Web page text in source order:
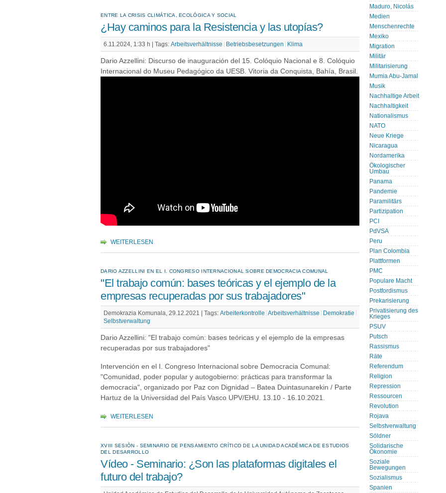
ENTRE LA CRISIS CLIMÁTICA, ECOLÓGICA Y SOCIAL
¿Hay caminos para la Resistencia y las utopías?
6.11.2024, 1:33 h | Tags: Arbeitsverhältnisse Betriebsbesetzungen Klima
Dario Azzellini: Discurso de inauguración del 15. Colóquio Nacional e 8. Colóquio
Internacional do Museu Pedagógico da UESB. Vitoria da Conquista, Bahía, Brasil.
WEITERLESEN
DARIO AZZELLINI EN EL I. CONGRESO INTERNACIONAL SOBRE DEMOCRACIA COMUNAL
"El trabajo común: bases teóricas y el ejemplo de la
empresas recuperadas por sus trabajadores"
Demokrazia Komunala, 29.12.2021 | Tags: Arbeiterkontrolle Arbeitsverhältnisse
Demokratie
Selbstverwaltung
Dario Azzellini: "El trabajo común: bases teóricas y el ejemplo de la empresas
recuperadas por sus trabajadores"
Intervención en el I. Congreso Internacional sobre Democracia Comunal:
"Comunidad, poder popular y autogobierno: prácticas para transformar la
democracia", organizado por Paz con Dignidad – Batea Duintasunarekin / Parte
Hartuz de la Universidad del País Vasco UPV/EHU. 13.10 - 16.10.2021.
WEITERLESEN
XVIII SESIÓN - SEMINARIO DE PENSAMIENTO CRÍTICO DE LA UNIDAD ACADÉMICA DE ESTUDIOS
DEL DESARROLLO
Vídeo - Seminario: ¿Son las plataformas digitales el
futuro del trabajo?
Maduro, Nicolás
Medien
Menschenrechte
Mexiko
Migration
Militär
Militarisierung
Mumia Abu-Jamal
Musik
Nachhaltige Arbeit
Nachhaltigkeit
Nationalismus
NATO
Neue Kriege
Nicaragua
Nordamerika
Ökologischer
Umbau
Panama
Pandemie
Paramilitärs
Partizipation
PCI
PdVSA
Peru
Plan Colombia
Plattformen
PMC
Populare Macht
Postfordismus
Prekarisierung
Privatisierung des
Krieges
PSUV
Putsch
Rassismus
Räte
Referendum
Religion
Repression
Ressourcen
Revolution
Rojava
Selbstverwaltung
Söldner
Solidarische
Ökonomie
Soziale
Bewegungen
Sozialismus
Spanien